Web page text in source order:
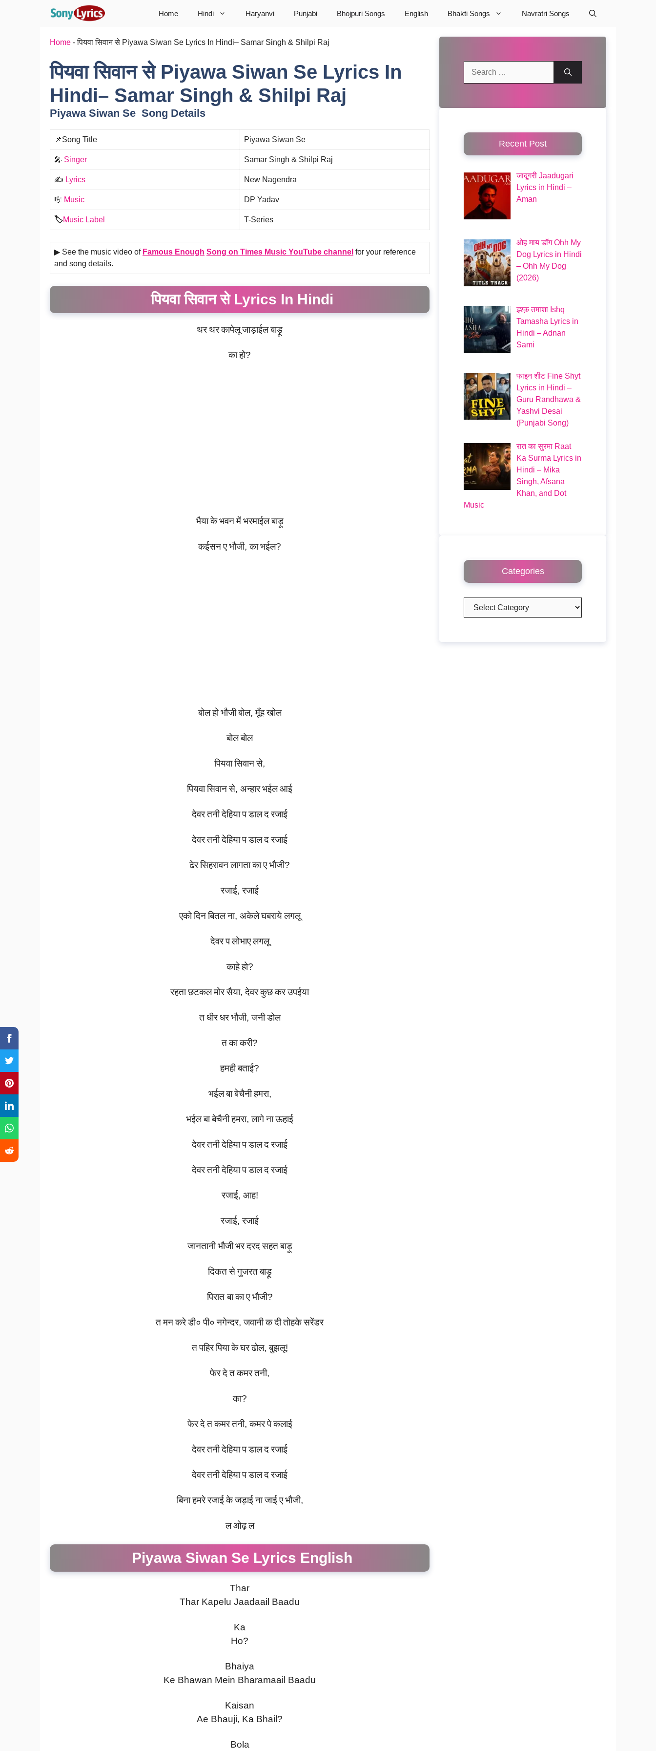
Home Hindi Haryanvi Punjabi Bhojpuri Songs English Bhakti Songs Navratri Songs
Home -पियवा सिवान से Piyawa Siwan Se Lyrics In Hindi– Samar Singh & Shilpi Raj
पियवा सिवान से Piyawa Siwan Se Lyrics In
Hindi– Samar Singh & Shilpi Raj
Piyawa Siwan Se Song Details
📌Song Title Piyawa Siwan Se
🎤 Singer Samar Singh & Shilpi Raj
✍️ Lyrics New Nagendra
🎼 Music DP Yadav
🏷️Music Label T-Series
▶ See the music video of Famous Enough Song on Times Music YouTube channel for your reference
and song details.
पियवा सिवान से Lyrics In Hindi
थर थरकापेलूजाड़ाईलबाड़ू
काहो?
भैयाकेभवनमेंभरमाईलबाड़ू
कईसनएभौजी,काभईल?
बोलहो भौजीबोल,मूँहखोल
बोलबोल
पियवासिवानसे,
पियवासिवानसे, अन्हारभईलआई
देवरतनीदेहियापडालदरजाई
देवरतनीदेहियापडालदरजाई
ढेरसिहरावनलागताकाएभौजी?
रजाई,रजाई
एकोदिनबितलना, अकेलेघबरायेलगलू
देवरपलोभाएलगलू
काहेहो?
रहताछटकलमोरसैया,देवरकुछकरउपईया
त धीर धर भौजी,जनीडोल
तकाकरी?
हमहीबताई?
भईलबाबेचैनीहमरा,
भईलबाबेचैनीहमरा,लागेनाऊहाई
देवरतनीदेहियापडालदरजाई
देवरतनीदेहियापडालदरजाई
रजाई, आह!
रजाई,रजाई
जानतानी भौजी भरदरदसहतबाड़ू
दिकतसेगुजरतबाड़ू
पिरातबाकाए भौजी?
तमनकरेडी० पी० नगेन्दर,जवानीकदीतोहकेसरेंडर
तपहिरपियाकेघरढोल,बुझलू!
फेरदेतकमरतनी,
का?
फेरदेतकमरतनी,कमरपेकलाई
देवरतनीदेहियापडालदरजाई
देवरतनीदेहियापडालदरजाई
बिनाहमरेरजाईकेजड़ाईनाजाईए भौजी,
ल ओढ़ल
Piyawa Siwan Se Lyrics English
Thar
Thar Kapelu Jaadaail Baadu
Ka
Ho?
Bhaiya
Ke Bhawan Mein Bharamaail Baadu
Kaisan
Ae Bhauji, Ka Bhail?
Bola
Recent Post
जादूगरी Jaadugari
Lyrics in Hindi –
Aman
ओह माय डॉग Ohh My
Dog Lyrics in Hindi
– Ohh My Dog
(2026)
इश्क़ तमाशा Ishq
Tamasha Lyrics in
Hindi – Adnan
Sami
फाइन शीट Fine Shyt
Lyrics in Hindi –
Guru Randhawa &
Yashvi Desai
(Punjabi Song)
रात का सुरमा Raat
Ka Surma Lyrics in
Hindi – Mika
Singh, Afsana
Khan, and Dot
Music
Categories
Categories